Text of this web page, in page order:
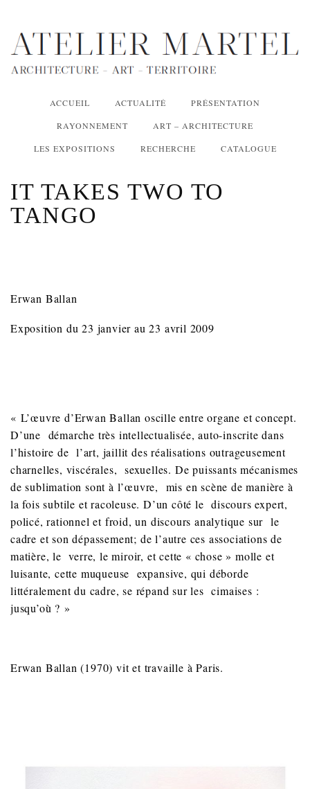
ACCUEIL ACTUALITÉ PRÉSENTATION
RAYONNEMENT ART – ARCHITECTURE
LES EXPOSITIONS RECHERCHE CATALOGUE
IT TAKES TWO TO
TANGO
Erwan Ballan
Exposition du 23 janvier au 23 avril 2009
« L’œuvre d’Erwan Ballan oscille entre organe et concept.
D’une démarche très intellectualisée, auto-inscrite dans
l’histoire de l’art, jaillit des réalisations outrageusement
charnelles, viscérales, sexuelles. De puissants mécanismes
de sublimation sont à l’œuvre, mis en scène de manière à
la fois subtile et racoleuse. D’un côté le discours expert,
policé, rationnel et froid, un discours analytique sur le
cadre et son dépassement; de l’autre ces associations de
matière, le verre, le miroir, et cette « chose » molle et
luisante, cette muqueuse expansive, qui déborde
littéralement du cadre, se répand sur les cimaises :
jusqu’où ? »
Erwan Ballan (1970) vit et travaille à Paris.